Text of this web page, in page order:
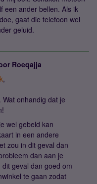
een ander bellen. Als ik
gaat die telefoon wel
geluid.
Roeqajja
,
onhandig dat je
wel gebeld kan
in een andere
zou in dit geval dan
dan aan je
geval dan goed om
te gaan zodat